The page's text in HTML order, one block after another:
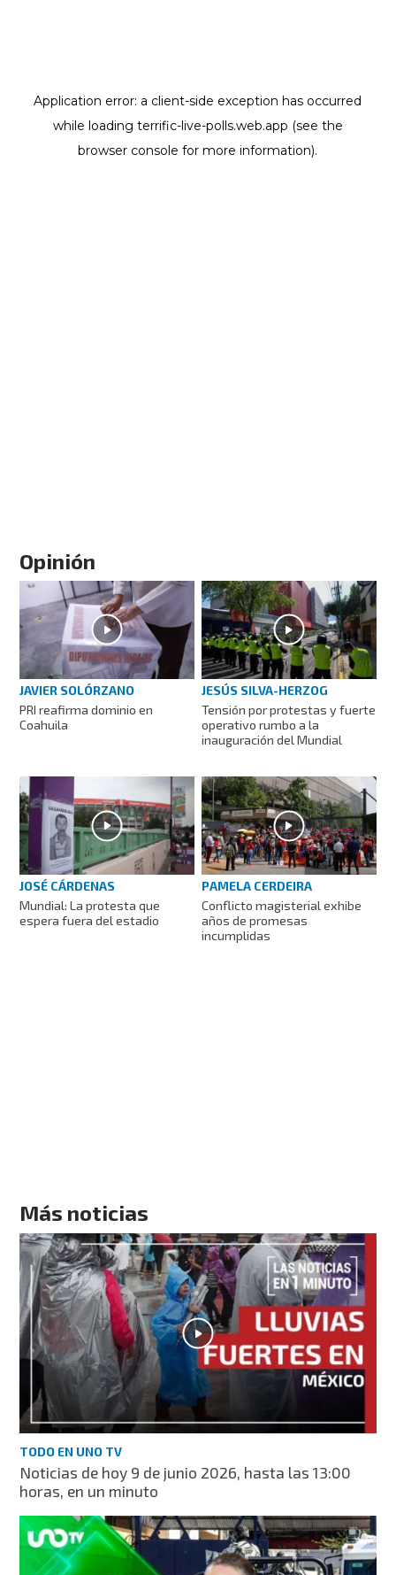
Opinión
JAVIER SOLÓRZANO
PRI reafirma dominio en
Coahuila
JESÚS SILVA-HERZOG
Tensión por protestas y fuerte
operativo rumbo a la
inauguración del Mundial
JOSÉ CÁRDENAS
Mundial: La protesta que
espera fuera del estadio
PAMELA CERDEIRA
Conflicto magisterial exhibe
años de promesas
incumplidas
Más noticias
TODO EN UNO TV
Noticias de hoy 9 de junio 2026, hasta las 13:00
horas, en un minuto